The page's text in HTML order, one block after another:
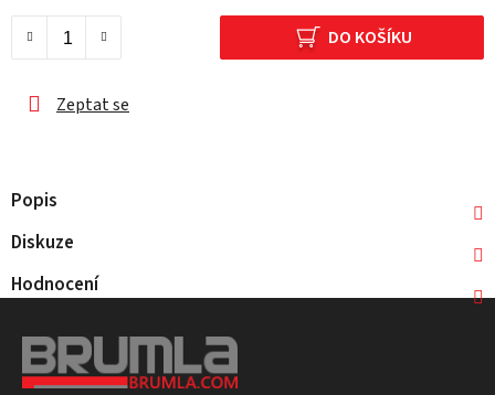
DO KOŠÍKU
Zeptat se
Popis
Diskuze
Hodnocení